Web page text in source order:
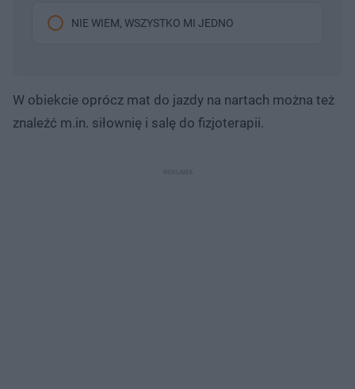
NIE WIEM, WSZYSTKO MI JEDNO
W obiekcie oprócz mat do jazdy na nartach można też
znaleźć m.in. siłownię i salę do fizjoterapii.